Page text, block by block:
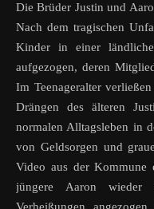
Die Brüder Justin und
Nach dem tragischen
Kinder in einer
aufgezogen, deren
Im Teenageralter
Drängen des älteren
normalen Alltagsleben in
von Geldsorgen und
Video aus der Kommune
jüngere Aaron wieder